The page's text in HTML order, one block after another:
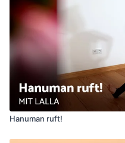
Hanuman ruft!